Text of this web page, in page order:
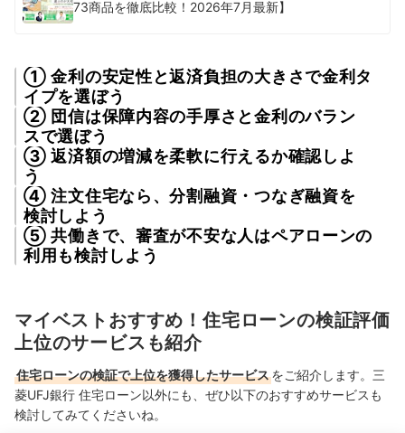
73商品を徹底比較！2026年7月最新】
① 金利の安定性と返済負担の大きさで金利タ
イプを選ぼう
② 団信は保障内容の手厚さと金利のバラン
スで選ぼう
③ 返済額の増減を柔軟に行えるか確認しよ
う
④ 注文住宅なら、分割融資・つなぎ融資を
検討しよう
⑤ 共働きで、審査が不安な人はペアローンの
利用も検討しよう
マイベストおすすめ！住宅ローンの検証評価
上位のサービスも紹介
住宅ローンの検証で上位を獲得したサービスをご紹介します。三
菱UFJ銀行 住宅ローン以外にも、ぜひ以下のおすすめサービスも
検討してみてくださいね。